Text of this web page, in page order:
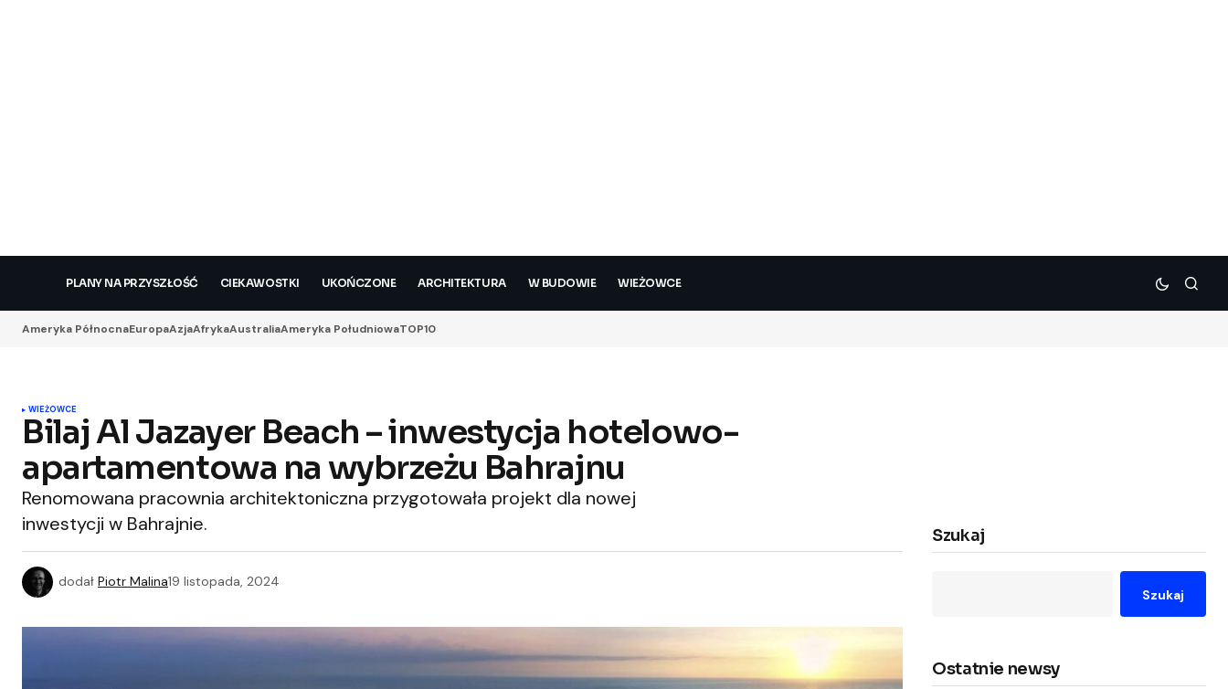
PLANY NA PRZYSZŁOŚĆ CIEKAWOSTKI UKOŃCZONE ARCHITEKTURA W BUDOWIE WIEŻOWCE
Ameryka PółnocnaEuropaAzjaAfrykaAustraliaAmeryka PołudniowaTOP10
WIEŻOWCE
Bilaj Al Jazayer Beach – inwestycja hotelowo-
apartamentowa na wybrzeżu Bahrajnu
Renomowana pracownia architektoniczna przygotowała projekt dla nowej
inwestycji w Bahrajnie.
dodał Piotr Malina19 listopada, 2024
Szukaj
Szukaj
Ostatnie newsy